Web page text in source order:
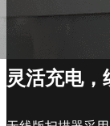
灵活充电，